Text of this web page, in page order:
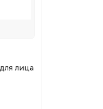
лица